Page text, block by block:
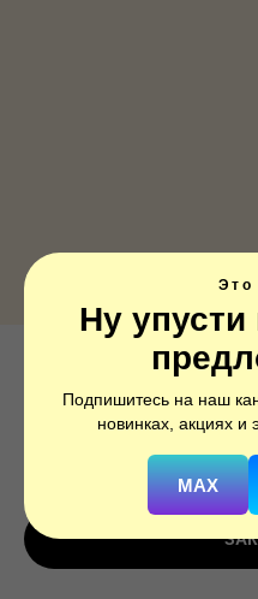
Это
Ну
Подпишитесь на наш
новинках, акциях и
MAX
Звезда, Розовое
757505